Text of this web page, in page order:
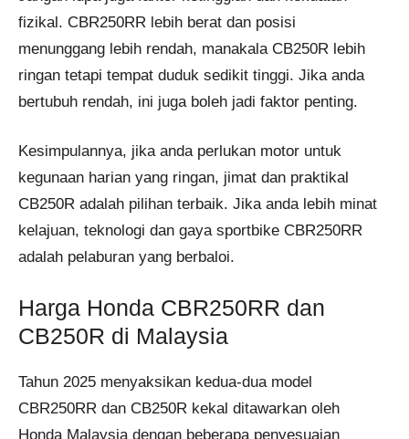
fizikal. CBR250RR lebih berat dan posisi
menunggang lebih rendah, manakala CB250R lebih
ringan tetapi tempat duduk sedikit tinggi. Jika anda
bertubuh rendah, ini juga boleh jadi faktor penting.
Kesimpulannya, jika anda perlukan motor untuk
kegunaan harian yang ringan, jimat dan praktikal
CB250R adalah pilihan terbaik. Jika anda lebih minat
kelajuan, teknologi dan gaya sportbike CBR250RR
adalah pelaburan yang berbaloi.
Harga Honda CBR250RR dan
CB250R di Malaysia
Tahun 2025 menyaksikan kedua-dua model
CBR250RR dan CB250R kekal ditawarkan oleh
Honda Malaysia dengan beberapa penyesuaian